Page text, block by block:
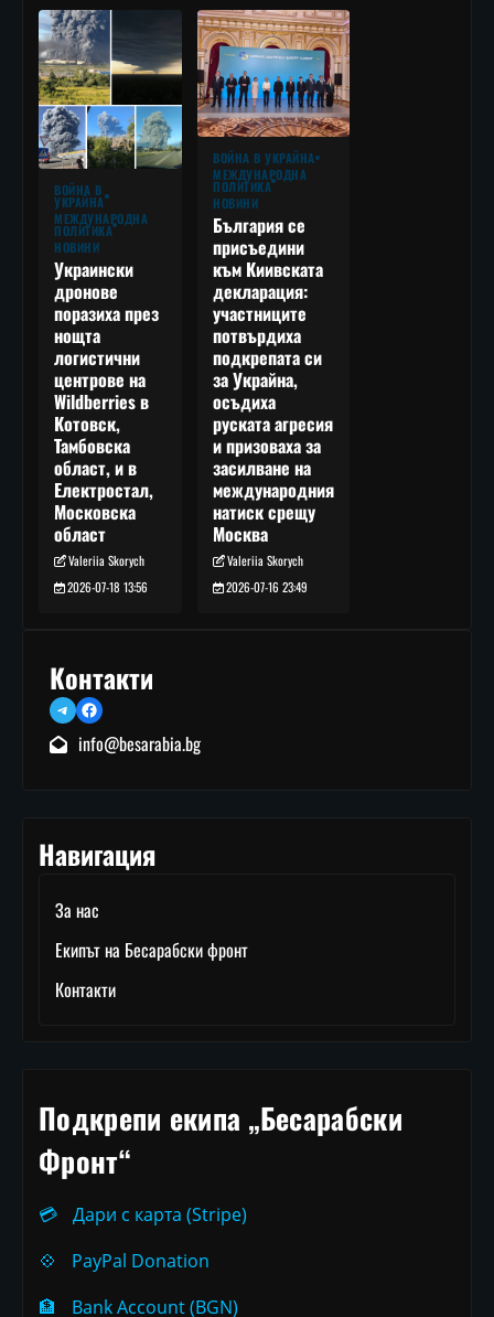
ВОЙНА В
УКРАЙНА
МЕЖДУНАРОДНА
ПОЛИТИКА
НОВИНИ
Украински
дронове
поразиха през
нощта
логистични
центрове на
Wildberries в
Котовск,
Тамбовска
област, и в
Електростал,
Московска
област
Valeriia Skorych
2026-07-18 13:56
ВОЙНА В УКРАЙНА
МЕЖДУНАРОДНА
ПОЛИТИКА
НОВИНИ
България се
присъедини
към Киивската
декларация:
участниците
потвърдиха
подкрепата си
за Украйна,
осъдиха
руската агресия
и призоваха за
засилване на
международния
натиск срещу
Москва
Valeriia Skorych
2026-07-16 23:49
Контакти
TelegramFacebook
info@besarabia.bg
Навигация
За нас
Екипът на Бесарабски фронт
Контакти
Подкрепи екипа „Бесарабски
Фронт“
💳
Дари с карта (Stripe)
💠
PayPal Donation
🏦
Bank Account (BGN)